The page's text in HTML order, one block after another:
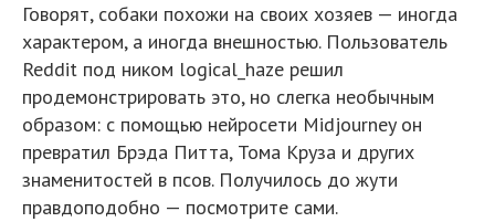
Говорят, собаки похожи на своих хозяев — иногда
характером, а иногда внешностью. Пользователь
Reddit под ником logical_haze решил
продемонстрировать это, но слегка необычным
образом: с помощью нейросети Midjourney он
превратил Брэда Питта, Тома Круза и других
знаменитостей в псов. Получилось до жути
правдоподобно — посмотрите сами.